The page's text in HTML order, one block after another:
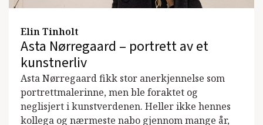
Elin Tinholt
Asta Nørregaard – portrett av et
kunstnerliv
Asta Nørregaard fikk stor anerkjennelse som
portrettmalerinne, men ble foraktet og
neglisjert i kunstverdenen. Heller ikke hennes
kollega og nærmeste nabo gjennom mange år,